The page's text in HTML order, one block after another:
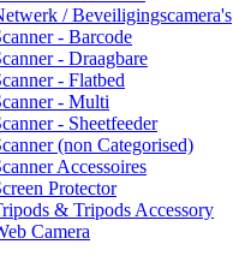
/ Beveiligingscamera's
- Barcode
- Draagbare
- Flatbed
- Multi
- Sheetfeeder
(non Categorised)
Accessoires
Protector
& Tripods Accessory
Camera